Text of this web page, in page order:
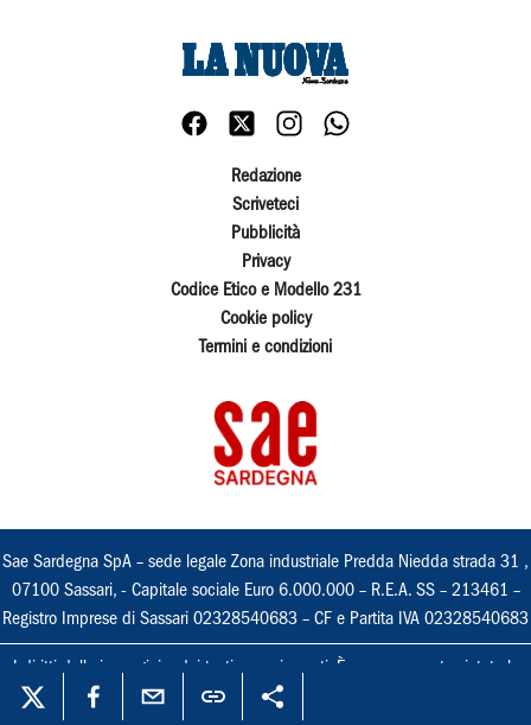
Redazione
Scriveteci
Pubblicità
Privacy
Codice Etico e Modello 231
Cookie policy
Termini e condizioni
Sae Sardegna SpA – sede legale Zona industriale Predda Niedda strada 31 ,
07100 Sassari, - Capitale sociale Euro 6.000.000 – R.E.A. SS – 213461 –
Registro Imprese di Sassari 02328540683 – CF e Partita IVA 02328540683
I diritti delle immagini e dei testi sono riservati. È espressamente vietata la
loro riproduzione con qualsiasi mezzo e l'adattamento totale o parziale.